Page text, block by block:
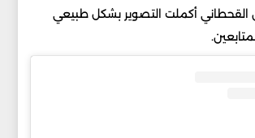
القحطاني أكملت التصوير بشكل طبيعي